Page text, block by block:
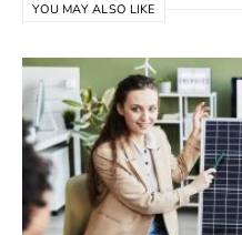
YOU MAY ALSO LIKE